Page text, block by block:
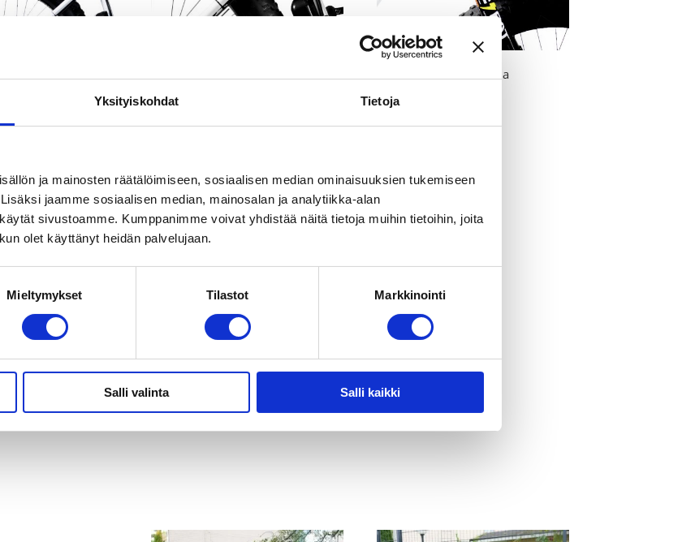
Yksityiskohdat Tietoja
ja mainosten räätälöimiseen, sosiaalisen median ominaisuuksien tukemiseen
jaamme sosiaalisen median, mainosalan ja analytiikka-alan
sivustoamme. Kumppanimme voivat yhdistää näitä tietoja muihin tietoihin, joita
olet käyttänyt heidän palvelujaan.
Mieltymykset Tilastot Markkinointi
Salli valinta Salli kaikki
Etulokasuoja